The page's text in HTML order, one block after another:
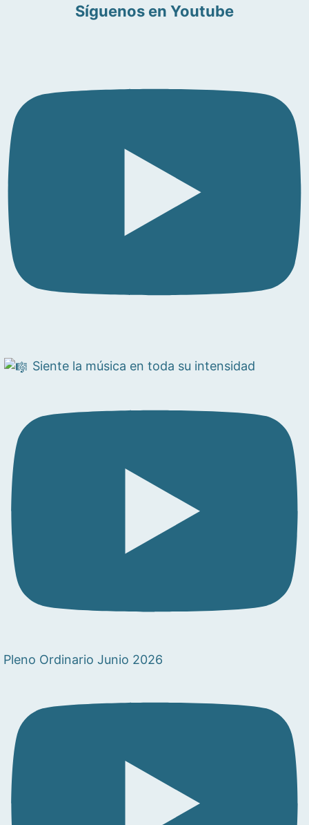
Síguenos en Youtube
Siente la música en toda su intensidad
Pleno Ordinario Junio 2026